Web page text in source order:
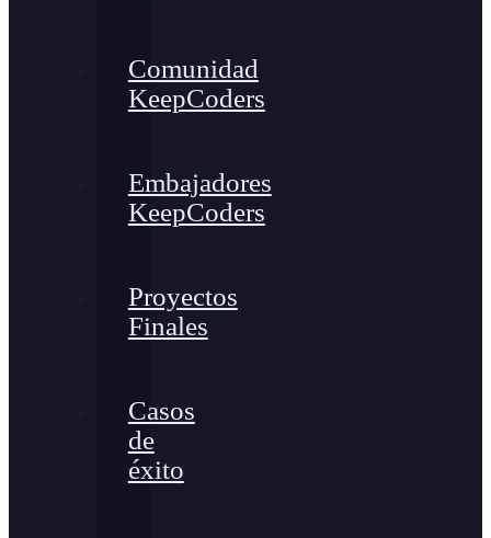
Comunidad
KeepCoders
Embajadores
KeepCoders
Proyectos
Finales
Casos
de
éxito